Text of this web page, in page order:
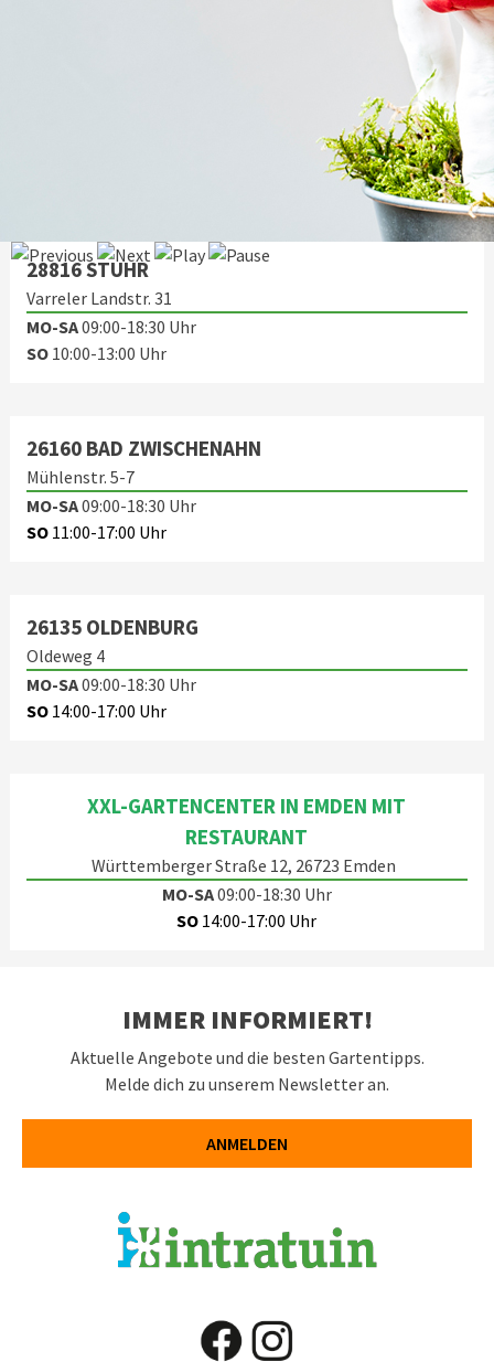
28816 STUHR
Varreler Landstr. 31
MO-SA09:00-18:30 Uhr
SO10:00-13:00 Uhr
26160 BAD ZWISCHENAHN
Mühlenstr. 5-7
MO-SA09:00-18:30 Uhr
SO 11:00-17:00 Uhr
26135 OLDENBURG
Oldeweg 4
MO-SA09:00-18:30 Uhr
SO14:00-17:00 Uhr
XXL-GARTENCENTER IN EMDEN MIT
RESTAURANT
Württemberger Straße 12, 26723 Emden
MO-SA09:00-18:30 Uhr
SO 14:00-17:00 Uhr
IMMER INFORMIERT!
Aktuelle Angebote und die besten Gartentipps.
Melde dich zu unserem Newsletter an.
ANMELDEN